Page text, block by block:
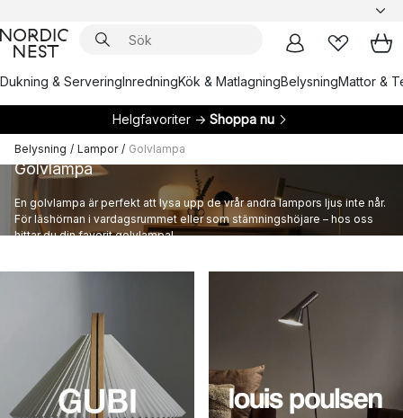
Dukning & ServeringInredningKök & MatlagningBelysningMattor &
Helgfavoriter → Shoppa nu
Belysning / Lampor / Golvlampa
Golvlampa
En golvlampa är perfekt att lysa upp de vrår andra lampors ljus inte når.
För läshörnan i vardagsrummet eller som stämningshöjare – hos oss
hittar du din favorit golvlampa!